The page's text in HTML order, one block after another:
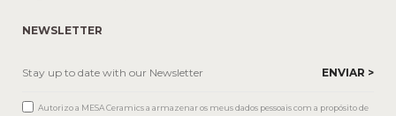
NEWSLETTER
Autorizo a MESA Ceramics a armazenar os meus dados pessoais com a propósito de